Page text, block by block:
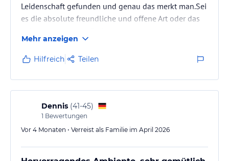
Leidenschaft gefunden und genau das merkt man.Sei
es die absolute freundliche und offene Art oder das
Vordergrund.
Kann diese Pension absolut empfehlen
Mehr anzeigen
Hilfreich Teilen
Dennis (41-45)
1 Bewertungen
Vor 4 Monaten • Verreist als Familie im April 2026